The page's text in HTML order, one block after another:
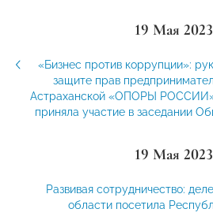
19 Мая 2023
«Бизнес против коррупции»:
защите прав
Астраханской «ОПОРЫ РОССИИ»
приняла участие в заседании
19 Мая 2023
Развивая сотрудничество:
области посетила